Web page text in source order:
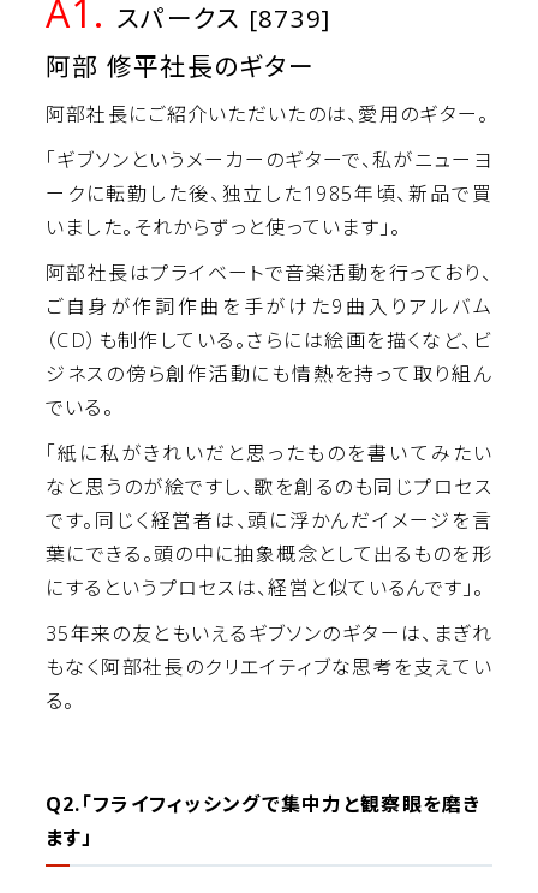
A1. スパークス [8739]
阿部 修平社長のギター
阿部社長にご紹介いただいたのは、愛用のギター。
「ギブソンというメーカーのギターで、私がニューヨ
ークに転勤した後、独立した1985年頃、新品で買
いました。それからずっと使っています」。
阿部社長はプライベートで音楽活動を行っており、
ご自身が作詞作曲を手がけた9曲入りアルバム
（CD）も制作している。さらには絵画を描くなど、ビ
ジネスの傍ら創作活動にも情熱を持って取り組ん
でいる。
「紙に私がきれいだと思ったものを書いてみたい
なと思うのが絵ですし、歌を創るのも同じプロセス
です。同じく経営者は、頭に浮かんだイメージを言
葉にできる。頭の中に抽象概念として出るものを形
にするというプロセスは、経営と似ているんです」。
35年来の友ともいえるギブソンのギターは、まぎれ
もなく阿部社長のクリエイティブな思考を支えてい
る。
Q2.「フライフィッシングで集中力と観察眼を磨き
ます」